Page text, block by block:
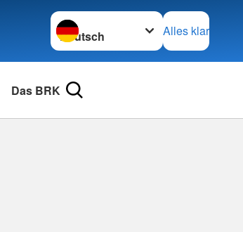
Sprache wechseln zu
Alles klar
Das BRK